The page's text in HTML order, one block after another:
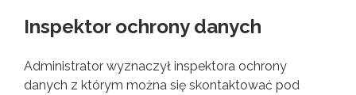
Inspektor ochrony danych
Administrator wyznaczył inspektora ochrony
danych z którym można się skontaktować pod